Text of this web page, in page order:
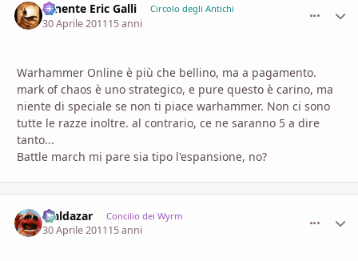
Tenente Eric Galli Circolo degli Antichi
30 Aprile 201115 anni
Warhammer Online è più che bellino, ma a pagamento.
mark of chaos è uno strategico, e pure questo è carino, ma
niente di speciale se non ti piace warhammer. Non ci sono
tutte le razze inoltre. al contrario, ce ne saranno 5 a dire
tanto...
Battle march mi pare sia tipo l'espansione, no?
Maldazar Concilio dei Wyrm
30 Aprile 201115 anni